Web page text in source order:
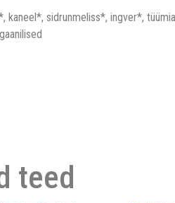
kaneel*, sidrunmeliss*, ingver*,
teed